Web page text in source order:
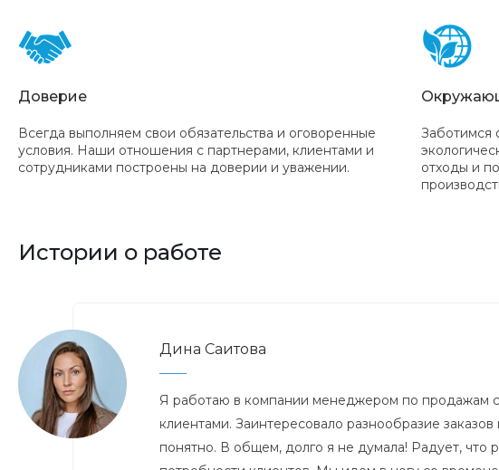
Доверие
Всегда выполняем свои обязательства и оговоренные
условия. Наши отношения с партнерами, клиентами и
сотрудниками построены на доверии и уважении.
Заботимся
отходы и
Истории о работе
Дина Саитова
Я работаю в компании менеджером по продажам с
клиентами. Заинтересовало разнообразие
понятно. В общем, долго я не думала! Радует, что